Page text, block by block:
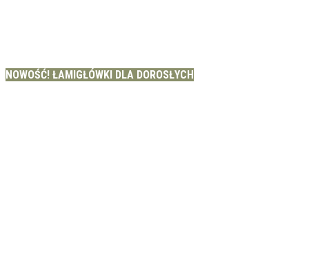
NOWOŚĆ! ŁAMIGŁÓWKI DLA DOROSŁYCH